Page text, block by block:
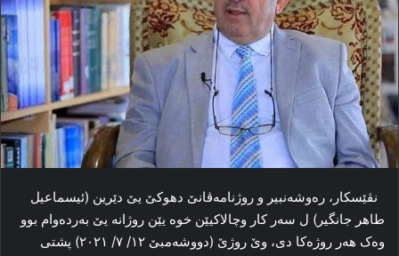
نڤێسکار، رەوشەنبیر و روژنامەڤانێ دهوکێ یێ دێرین (ئیسماعیل
طاهر جانگیر) ل سەر کار وچالاکیێن خوە یێن روژانە یێ بەردەوام بوو
وەک هەر روژەکا دی، وێ روژێ (دووشەمبێ ١٢/ ٧/ ٢٠٢١) پشتی